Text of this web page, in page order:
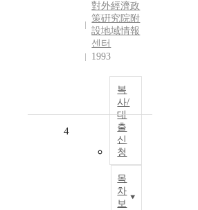
對外經濟政
策硏究院附
設地域情報
센터
1993
복
사/
대
출
신
청
목
차
보
4